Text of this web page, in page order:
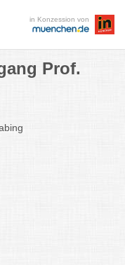
in Konzession von
Prof.